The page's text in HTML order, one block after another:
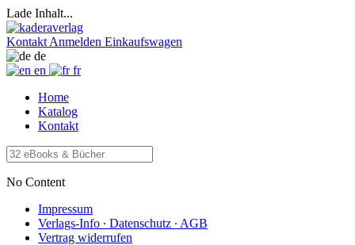
Lade Inhalt...
Kontakt Anmelden Einkaufswagen
de
en
fr
Home
Katalog
Kontakt
No Content
Impressum
Verlags-Info ∙ Datenschutz ∙ AGB
Vertrag widerrufen